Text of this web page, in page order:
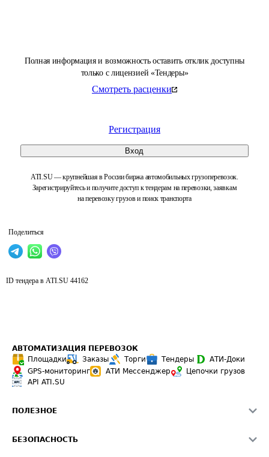
Полная информация и возможность оставить отклик доступны
только с лицензией «Тендеры»
Смотреть расценки
Регистрация
Вход
ATI.SU — крупнейшая в России биржа автомобильных грузоперевозок.
Зарегистрируйтесь и получите доступ к тендерам на перевозки, заявкам
на перевозку грузов и поиск транспорта
Поделиться
ID тендера в ATI.SU 44162
АВТОМАТИЗАЦИЯ ПЕРЕВОЗОК
Площадки
Заказы Торги Тендеры
АТИ-Доки
GPS-мониторинг
АТИ Мессенджер
Цепочки грузов
API ATI.SU
ПОЛЕЗНОЕ
БЕЗОПАСНОСТЬ